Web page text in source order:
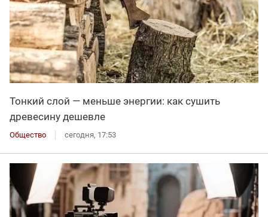
Тонкий слой — меньше энергии: как сушить
древесину дешевле
Общество сегодня, 17:53